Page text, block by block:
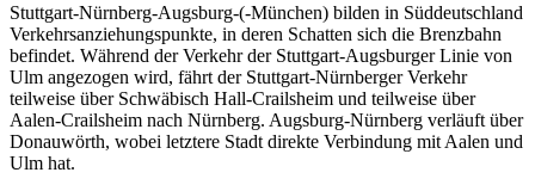
Stuttgart-Nürnberg-Augsburg-(-München) bilden in Süddeutschland
Verkehrsanziehungspunkte, in deren Schatten sich die Brenzbahn
befindet. Während der Verkehr der Stuttgart-Augsburger Linie von
Ulm angezogen wird, fährt der Stuttgart-Nürnberger Verkehr
teilweise über Schwäbisch Hall-Crailsheim und teilweise über
Aalen-Crailsheim nach Nürnberg. Augsburg-Nürnberg verläuft über
Donauwörth, wobei letztere Stadt direkte Verbindung mit Aalen und
Ulm hat.